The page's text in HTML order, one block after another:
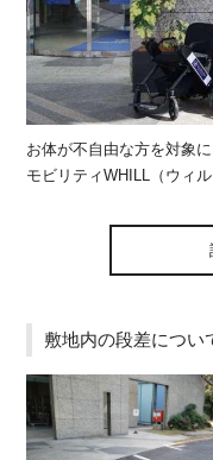
お体が不自由な方を対象
モビリティWHILL（ウィ
敷地内の段差につい